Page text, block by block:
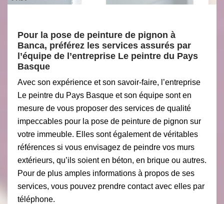
Pour la pose de peinture de pignon à
Banca, préférez les services assurés par
l’équipe de l’entreprise Le peintre du Pays
Basque
Avec son expérience et son savoir-faire, l’entreprise
Le peintre du Pays Basque et son équipe sont en
mesure de vous proposer des services de qualité
impeccables pour la pose de peinture de pignon sur
votre immeuble. Elles sont également de véritables
références si vous envisagez de peindre vos murs
extérieurs, qu’ils soient en béton, en brique ou autres.
Pour de plus amples informations à propos de ses
services, vous pouvez prendre contact avec elles par
téléphone.